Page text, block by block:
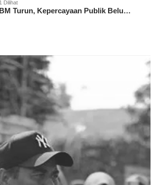
Dilihat
Turun, Kepercayaan Publik Belu…